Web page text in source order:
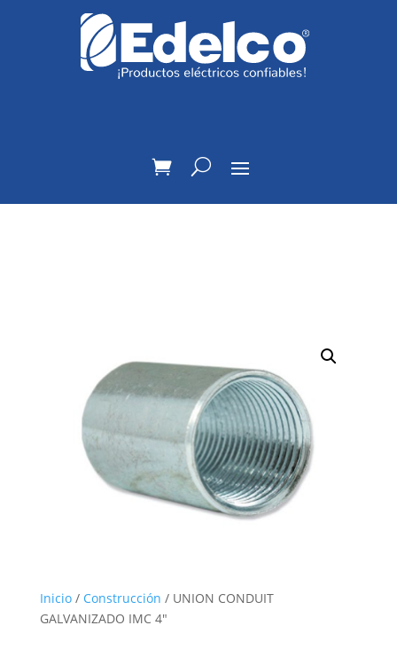
Inicio/ Construcción / UNION CONDUIT
GALVANIZADO IMC 4″